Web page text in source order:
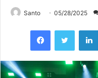
Santo 05/28/2025
FacebookTwitter